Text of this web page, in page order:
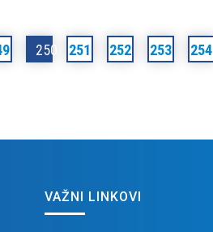
250 251 252 253 254
VAŽNI LINKOVI